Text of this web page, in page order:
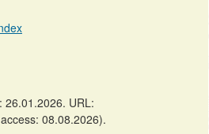
26.01.2026. URL:
08.08.2026).